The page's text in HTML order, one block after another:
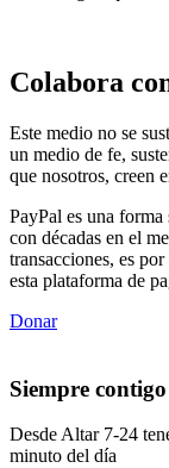
Colabora
Este medio no se
un medio de fe,
que nosotros, creen
PayPal es una forma
con décadas en el
transacciones, es
esta plataforma de
Donar
Siempre contigo
Desde Altar 7-24
minuto del día